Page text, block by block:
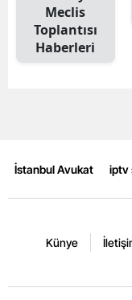
Meclis
Toplantısı
Haberleri
İstanbul Avukat iptv
Künye